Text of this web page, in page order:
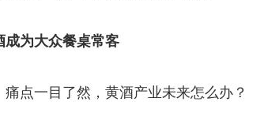
成为大众餐桌常客
痛点一目了然，黄酒产业未来怎么办？